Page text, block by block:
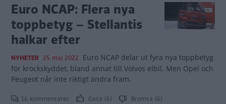
Euro NCAP: Flera nya
toppbetyg – Stellantis
halkar efter
NYHETER 25 maj 2022 Euro NCAP delar ut fyra nya toppbetyg
för krockskyddet, bland annat till Volvos elbil. Men Opel och
Peugeot når inte riktigt ändra fram.
16 kommentarer Gasa (6) Bromsa (6)